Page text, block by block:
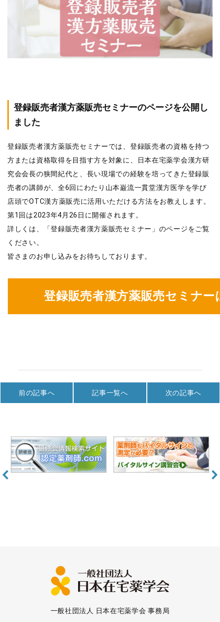
登録販売者漢方薬販売セミナーのページを公開し
ました
登録販売者漢方薬販売セミナーでは、登録販売者の資格を持つ
方または資格取得を目指す方を対象に、日本在宅薬学会漢方研
究会会長の狭間紀代と、長い現場での経験を培ってきた登録販
売者の講師が、全6回にわたり山本巌流一貫堂漢方医学を学び
店頭でOTC漢方薬販売に活用いただける方法をお教えします。
第1回は2023年4月26日に開催されます。
詳しくは、「登録販売者漢方薬販売セミナー」のページをご覧
ください。
皆さまのお申し込みをお待ちしております。
登録販売者漢方薬販売セミナー
前の記事へ 記事一覧へ 次の記事へ
一般社団法人 日本在宅薬学会 事務局